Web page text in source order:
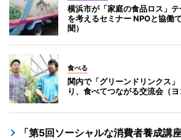
横浜市が「家庭の食品ロス」テ
を考えるセミナー NPOと協働
聞）
食べる
関内で「グリーンドリンクス
り、食べてつながる交流会（ヨ
「第5回ソーシャルな消費者養成講